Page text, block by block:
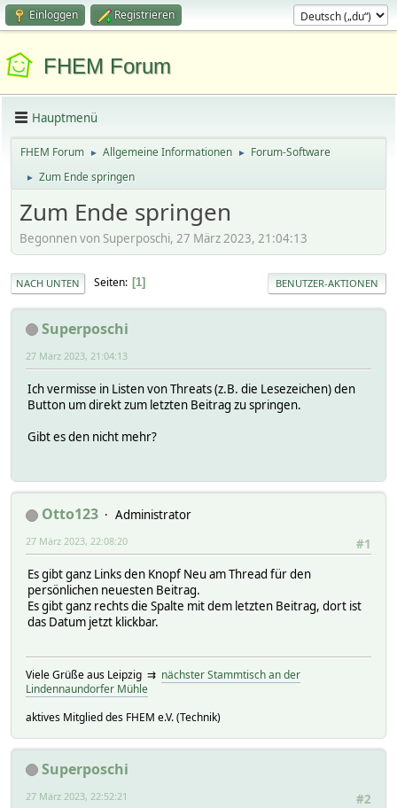
Einloggen Registrieren
FHEM Forum
Hauptmenü
FHEM Forum ► Allgemeine Informationen ► Forum-Software
► Zum Ende springen
Zum Ende springen
Begonnen von Superposchi, 27 März 2023, 21:04:13
NACH UNTEN Seiten 1 BENUTZER-AKTIONEN
Superposchi
27 März 2023, 21:04:13
Ich vermisse in Listen von Threats (z.B. die Lesezeichen) den
Button um direkt zum letzten Beitrag zu springen.
Gibt es den nicht mehr?
Otto123
Administrator
#1
27 März 2023, 22:08:20
Es gibt ganz Links den Knopf Neu am Thread für den
persönlichen neuesten Beitrag.
Es gibt ganz rechts die Spalte mit dem letzten Beitrag, dort ist
das Datum jetzt klickbar.
Viele Grüße aus Leipzig ⇉ nächster Stammtisch an der
Lindennaundorfer Mühle
aktives Mitglied des FHEM e.V. (Technik)
Superposchi
#2
27 März 2023, 22:52:21